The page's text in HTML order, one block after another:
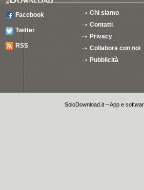
Facebook
Twitter
RSS
Chi siamo
Contatti
Privacy
Collabora con noi
Pubblicità
SoloDownload.it – App e